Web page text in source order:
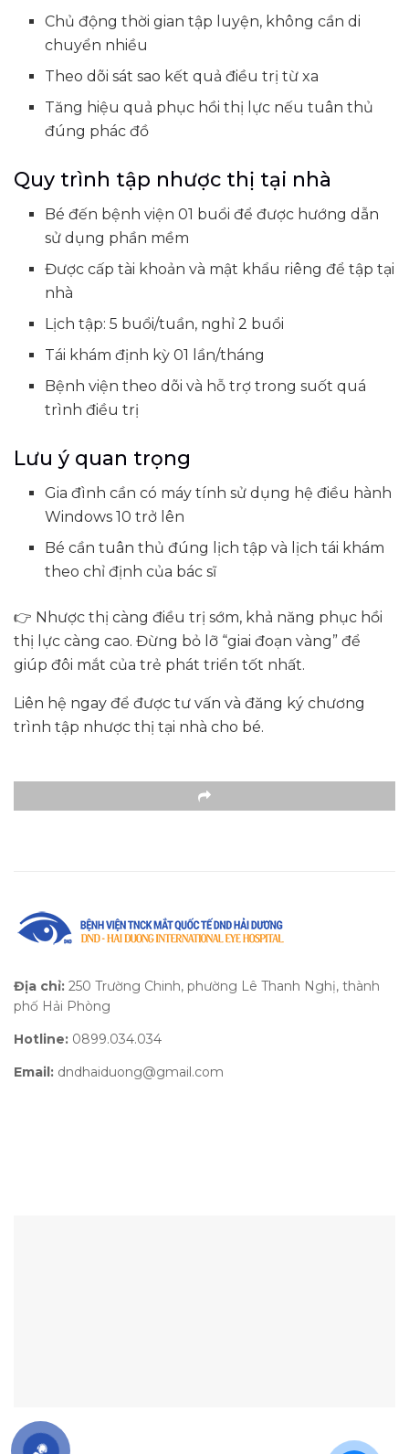
Chủ động thời gian tập luyện, không cần di
chuyển nhiều
Theo dõi sát sao kết quả điều trị từ xa
Tăng hiệu quả phục hồi thị lực nếu tuân thủ
đúng phác đồ
Quy trình tập nhược thị tại nhà
Bé đến bệnh viện 01 buổi để được hướng dẫn
sử dụng phần mềm
Được cấp tài khoản và mật khẩu riêng để tập tại
nhà
Lịch tập: 5 buổi/tuần, nghỉ 2 buổi
Tái khám định kỳ 01 lần/tháng
Bệnh viện theo dõi và hỗ trợ trong suốt quá
trình điều trị
Lưu ý quan trọng
Gia đình cần có máy tính sử dụng hệ điều hành
Windows 10 trở lên
Bé cần tuân thủ đúng lịch tập và lịch tái khám
theo chỉ định của bác sĩ
👉 Nhược thị càng điều trị sớm, khả năng phục hồi
thị lực càng cao. Đừng bỏ lỡ “giai đoạn vàng” để
giúp đôi mắt của trẻ phát triển tốt nhất.
Liên hệ ngay để được tư vấn và đăng ký chương
trình tập nhược thị tại nhà cho bé.
Địa chỉ: 250 Trường Chinh, phường Lê Thanh Nghị, thành
phố Hải Phòng
Hotline: 0899.034.034
Email: dndhaiduong@gmail.com